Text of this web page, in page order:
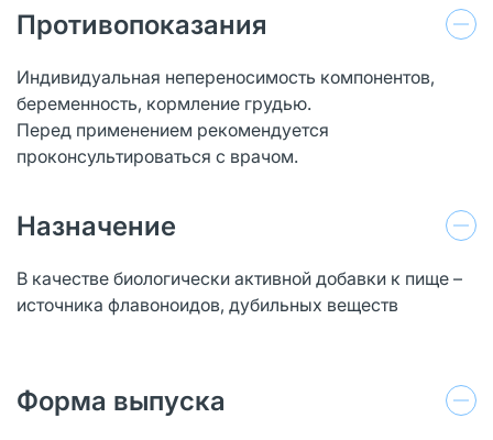
Противопоказания
Индивидуальная непереносимость компонентов,
беременность, кормление грудью.
Перед применением рекомендуется
проконсультироваться с врачом.
Назначение
В качестве биологически активной добавки к пище –
источника флавоноидов, дубильных веществ
Форма выпуска